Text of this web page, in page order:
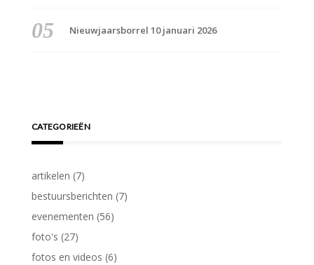
Nieuwjaarsborrel 10 januari 2026
CATEGORIEËN
artikelen (7)
bestuursberichten (7)
evenementen (56)
foto's (27)
fotos en videos (6)